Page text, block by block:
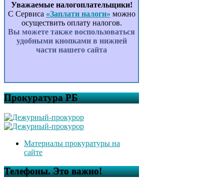
Уважаемые налогоплательщики!
С Сервиса «Заплати налоги» можно
осуществить оплату налогов.
Вы можете также воспользоваться
удобными кнопками в нижней
части нашего сайта
Прокуратура РБ
Материалы прокуратуры на
сайте
Телефоны. Это важно!